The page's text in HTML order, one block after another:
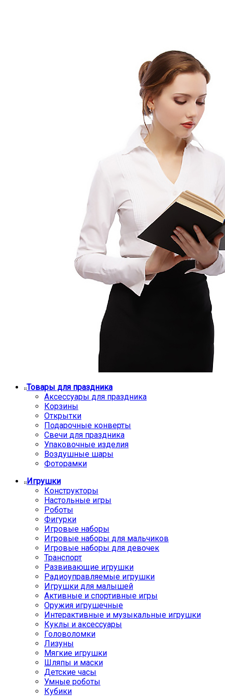
Товары для праздника
Аксессуары для праздника
Корзины
Открытки
Подарочные конверты
Свечи для праздника
Упаковочные изделия
Воздушные шары
Фоторамки
Игрушки
Конструкторы
Настольные игры
Роботы
Фигурки
Игровые наборы
Игровые наборы для мальчиков
Игровые наборы для девочек
Транспорт
Развивающие игрушки
Радиоуправляемые игрушки
Игрушки для малышей
Активные и спортивные игры
Оружия игрушечные
Интерактивные и музыкальные игрушки
Куклы и аксессуары
Головоломки
Лизуны
Мягкие игрушки
Шляпы и маски
Детские часы
Умные роботы
Кубики